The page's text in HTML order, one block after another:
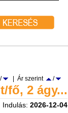
/ | Ár szerint /
fő, 2 ágy...
Indulás: 2026-12-04